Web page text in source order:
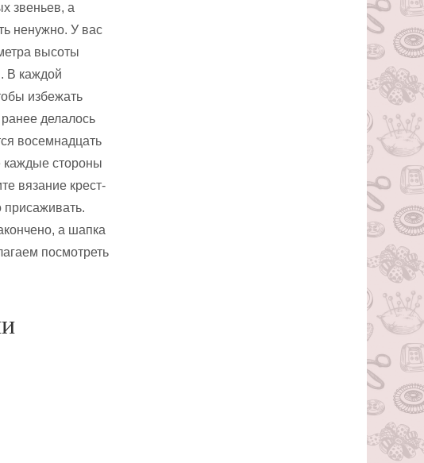
звеньев, а
ненужно. У вас
высоты
В каждой
избежать
делалось
восемнадцать
каждые стороны
вязание крест-
присаживать.
а шапка
посмотреть